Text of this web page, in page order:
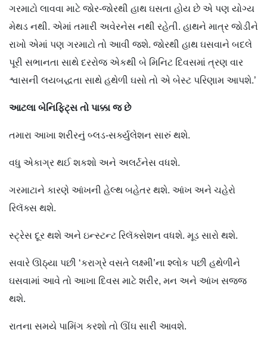
ગરમાટો લાવવા માટે જોર-જોરથી હાથ ઘસતા હોય છે એ પણ યોગ્ય
મેથડ નથી. એમાં તમારી અવેરનેસ નથી રહેતી. હાથને માત્ર જોડીને
રાખો એમાં પણ ગરમાટો તો આવી જશે. જોરથી હાથ ઘસવાને બદલે
પૂરી સભાનતા સાથે દરરોજ એકથી બે મિનિટ દિવસમાં ત્રણ વાર
શ્વાસની લયબદ્ધતા સાથે હથેળી ઘસો તો એ બેસ્ટ પરિણામ આપશે.’
આટલા બેનિફિટ્સ તો પાક્કા જ છે
તમારા આખા શરીરનું બ્લડ-સર્ક્યુલેશન સારું થશે.
વધુ એકાગ્ર થઈ શકશો અને અલર્ટનેસ વધશે.
ગરમાટાને કારણે આંખની હેલ્થ બહેતર થશે. આંખ અને ચહેરો
રિલૅક્સ થશે.
સ્ટ્રેસ દૂર થશે અને ઇન્સ્ટન્ટ રિલૅક્સેશન વધશે. મૂડ સારો થશે.
સવારે ઊઠ્યા પછી ‘કરાગ્રે વસતે લક્ષ્મી’ના શ્લોક પછી હથેળીને
ઘસવામાં આવે તો આખા દિવસ માટે શરીર, મન અને આંખ સજ્જ
થશે.
રાતના સમયે પામિંગ કરશો તો ઊંઘ સારી આવશે.